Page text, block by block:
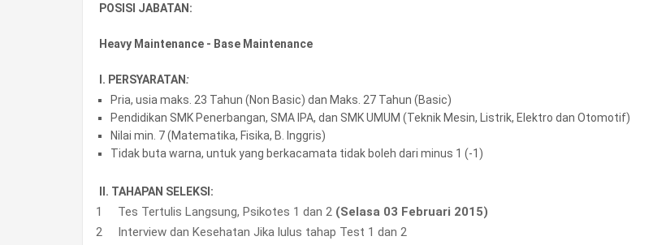
POSISI JABATAN:
Heavy Maintenance - Base Maintenance
I. PERSYARATAN:
Pria, usia maks. 23 Tahun (Non Basic) dan Maks. 27 Tahun (Basic)
Pendidikan SMK Penerbangan, SMA IPA, dan SMK UMUM (Teknik Mesin, Listrik, Elektro dan Otomotif)
Nilai min. 7 (Matematika, Fisika, B. Inggris)
Tidak buta warna, untuk yang berkacamata tidak boleh dari minus 1 (-1)
II. TAHAPAN SELEKSI:
Tes Tertulis Langsung, Psikotes 1 dan 2 (Selasa 03 Februari 2015)
Interview dan Kesehatan Jika lulus tahap Test 1 dan 2